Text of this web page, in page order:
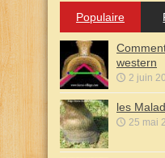
Populaire
western
2 juin
les
25 mai